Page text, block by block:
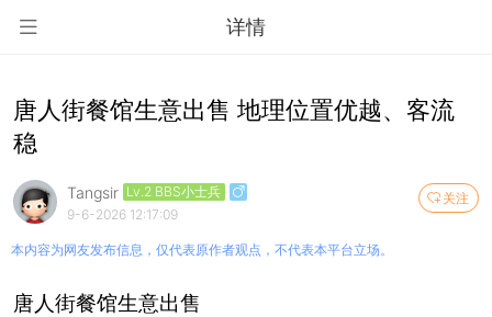
详情
唐人街餐馆生意出售 地理位置优越、客流
稳
关注
Tangsir Lv.2 BBS小士兵
9-6-2026 12:17:09
本内容为网友发布信息，仅代表原作者观点，不代表本平台立场。
唐人街餐馆生意出售